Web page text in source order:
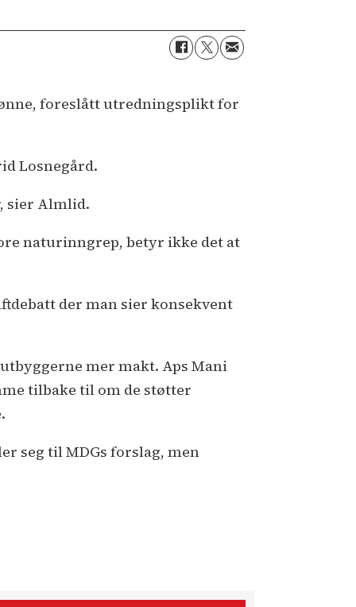
foreslått utredningsplikt for
Losnegård.
sier Almlid.
naturinngrep, betyr ikke det at
der man sier konsekvent
mer makt. Aps Mani
tilbake til om de støtter
seg til MDGs forslag, men